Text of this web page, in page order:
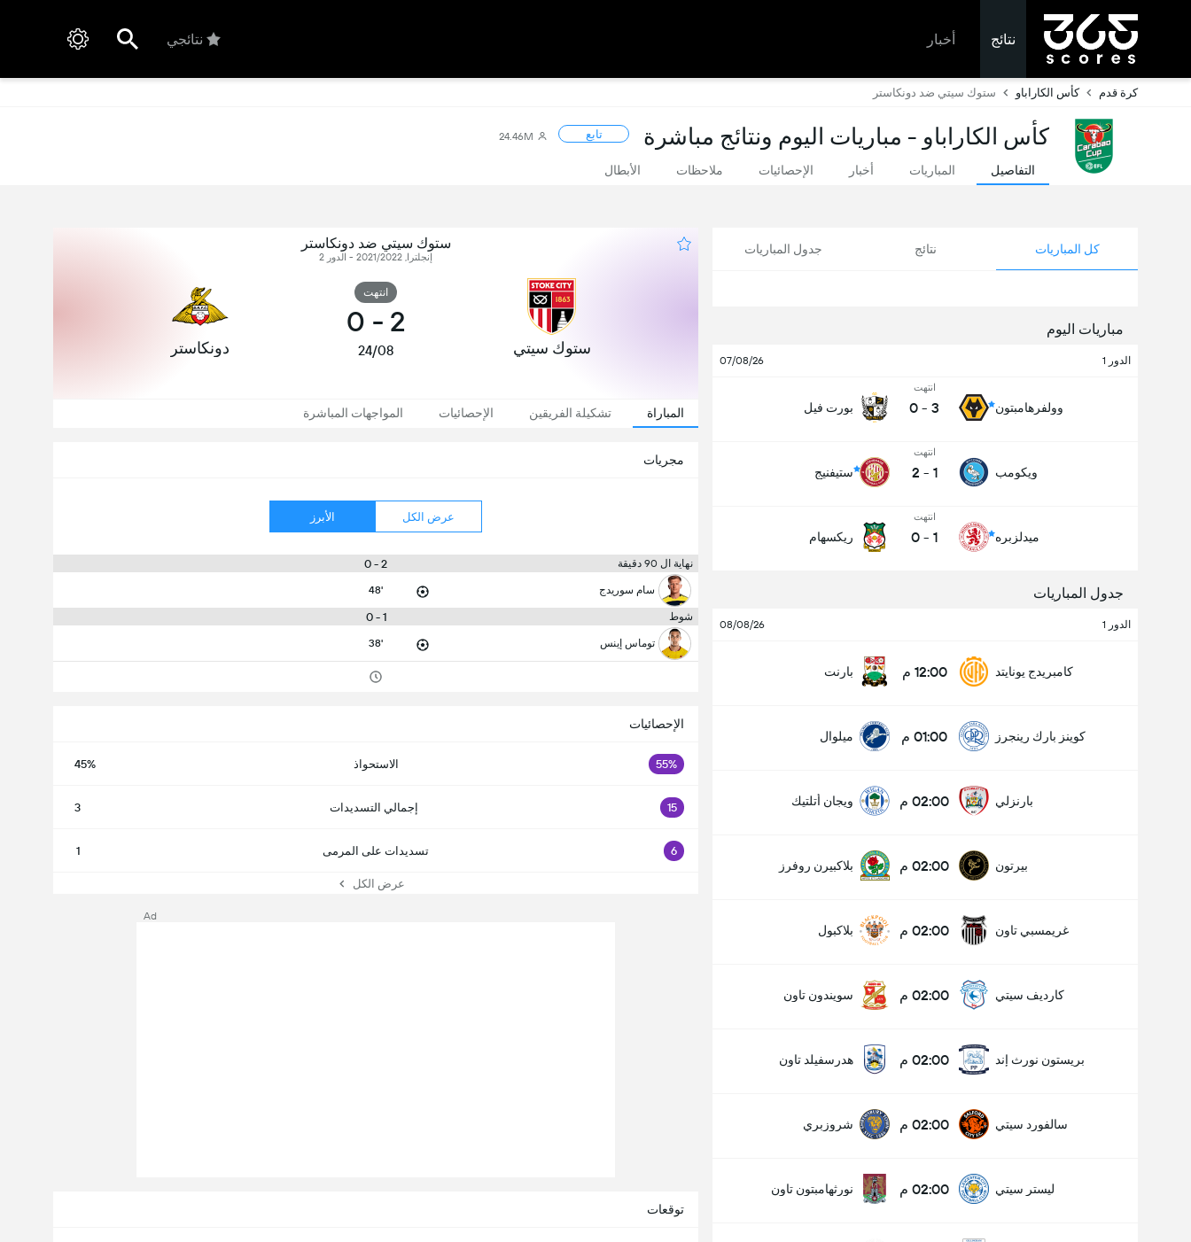
نتائج أخبار نتائجي
كرة قدم كأس الكاراباو ستوك سيتي ضد دونكاستر
كأس الكاراباو - مباريات اليوم ونتائج مباشرة تابع 24.46M
التفاصيل المباريات أخبار الإحصائيات ملاحظات الأبطال
كل المباريات نتائج جدول المباريات
مباريات اليوم
الدور 1 07/08/26
وولفرهامبتون
انتهت
3
-
0 بورت فيل
ويكومب
انتهت
1
-
2 ستيفنيج
ميدلزبره
انتهت
1
-
0 ريكسهام
جدول المباريات
الدور 1 08/08/26
كامبريدج يونايتد 12:00 م بارنت
كوينز بارك رينجرز 01:00 م ميلوال
بارنزلي 02:00 م ويجان أتلتيك
بيرتون 02:00 م بلاكبيرن روفرز
غريمسبي تاون 02:00 م بلاكبول
كارديف سيتي 02:00 م سويندون تاون
بريستون نورث إند 02:00 م هدرسفيلد تاون
سالفورد سيتي 02:00 م شروزبري
ليستر سيتي 02:00 م نورثهامبتون تاون
ستوك سيتي ضد دونكاستر
إنجلترا, 2021/2022 - الدور 2
ستوك سيتي
انتهت
2
-
0
24/08 دونكاستر
المباراة تشكيلة الفريقين الإحصائيات المواجهات المباشرة
مجريات
عرض الكل الأبرز
نهاية ال 90 دقيقة 2 - 0
سام سوريدج 48'
شوط 1 - 0
توماس إينس 38'
الإحصائيات
55% الاستحواذ 45%
15 إجمالي التسديدات 3
6 تسديدات على المرمى 1
عرض الكل
توقعات
Ad